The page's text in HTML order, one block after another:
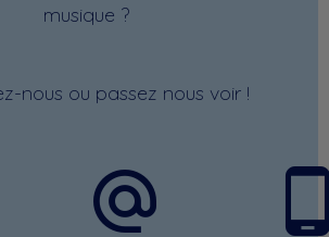
musique ?
nous ou passez nous voir !